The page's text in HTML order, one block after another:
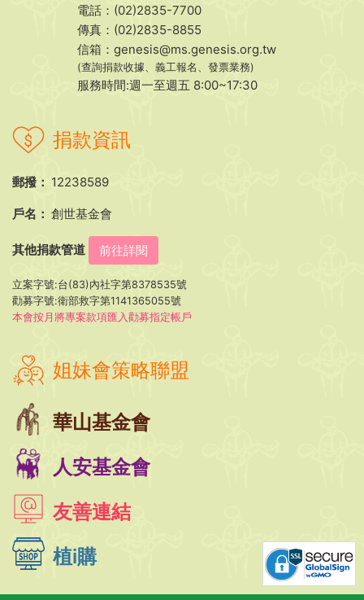
電話：(02)2835-7700
傳真：(02)2835-8855
信箱： genesis@ms.genesis.org.tw
(查詢捐款收據、義工報名、發票業務)
服務時間:週一至週五 8:00~17:30
捐款資訊
郵撥： 12238589
戶名： 創世基金會
其他捐款管道 前往詳閱
立案字號:台(83)內社字第8378535號
勸募字號:衛部救字第1141365055號
本會按月將專案款項匯入勸募指定帳戶
姐妹會策略聯盟
華山基金會
人安基金會
友善連結
植i購